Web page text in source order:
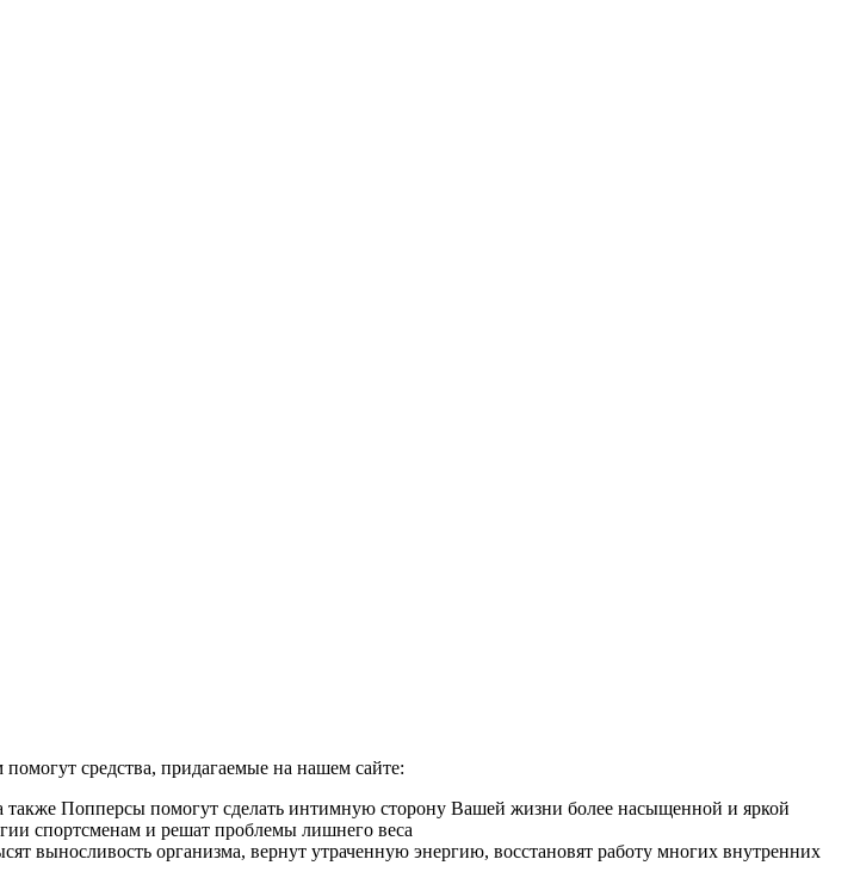
средства, придагаемые на нашем сайте:
также Попперсы помогут сделать интимную сторону Вашей жизни более насыщенной и яркой
спортсменам и решат проблемы лишнего веса
выносливость организма, вернут утраченную энергию, восстановят работу многих внутренних